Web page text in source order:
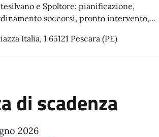
e Spoltore: pianificazione,
soccorsi, pronto intervento,
Italia, 1 65121 Pescara (PE)
di scadenza
2026